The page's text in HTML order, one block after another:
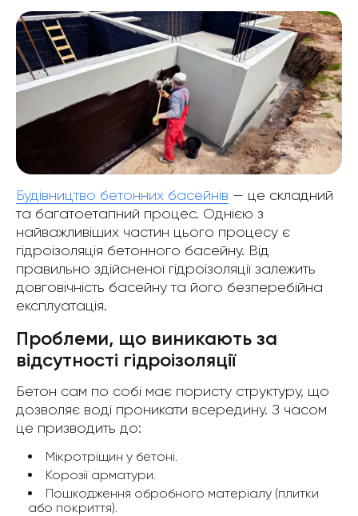
Будівництво бетонних басейнів — це складний
та багатоетапний процес. Однією з
найважливіших частин цього процесу є
гідроізоляція бетонного басейну. Від
правильно здійсненої гідроізоляції залежить
довговічність басейну та його безперебійна
експлуатація.
Проблеми, що виникають за
відсутності гідроізоляції
Бетон сам по собі має пористу структуру, що
дозволяє воді проникати всередину. З часом
це призводить до:
Мікротріщин у бетоні.
Корозії арматури.
Пошкодження обробного матеріалу (плитки
або покриття).